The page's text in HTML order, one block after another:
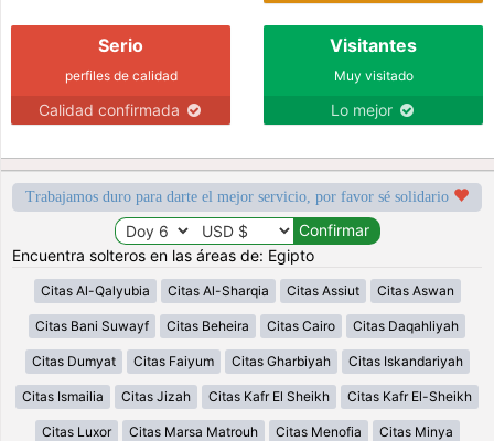
Serio
perfiles de calidad
Calidad confirmada
Visitantes
Muy visitado
Lo mejor
Trabajamos duro para darte el mejor servicio, por favor sé solidario
Encuentra solteros en las áreas de: Egipto
Citas Al-Qalyubia Citas Al-Sharqia Citas Assiut Citas Aswan
Citas Bani Suwayf Citas Beheira Citas Cairo Citas Daqahliyah
Citas Dumyat Citas Faiyum Citas Gharbiyah Citas Iskandariyah
Citas Ismailia Citas Jizah Citas Kafr El Sheikh Citas Kafr El-Sheikh
Citas Luxor Citas Marsa Matrouh Citas Menofia Citas Minya